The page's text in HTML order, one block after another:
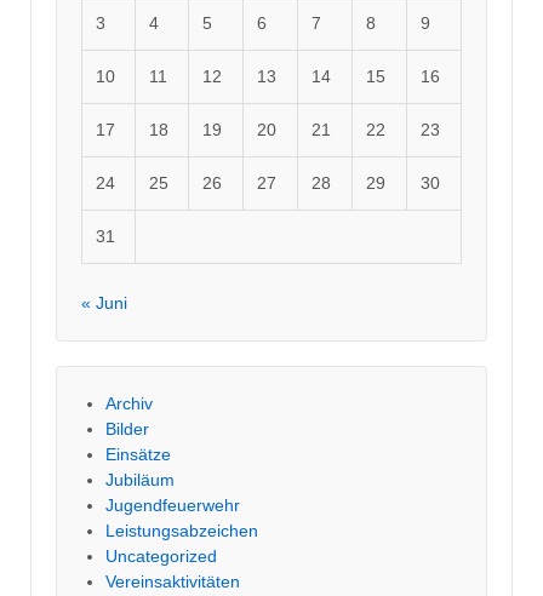
3 4 5 6 7 8 9
10 11 12 13 14 15 16
17 18 19 20 21 22 23
24 25 26 27 28 29 30
31
« Juni
Archiv
Bilder
Einsätze
Jubiläum
Jugendfeuerwehr
Leistungsabzeichen
Uncategorized
Vereinsaktivitäten